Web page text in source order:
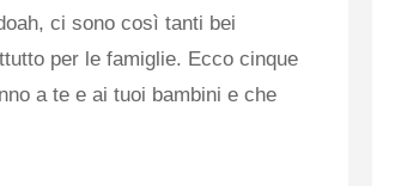
ci sono così tanti bei
per le famiglie. Ecco cinque
a te e ai tuoi bambini e che